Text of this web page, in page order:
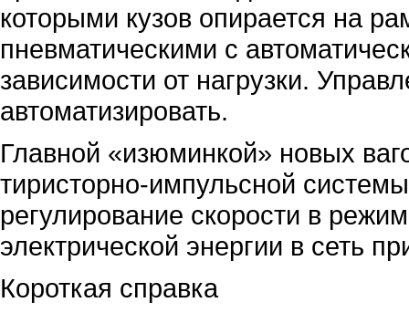
которыми кузов опирается на
пневматическими с
зависимости от нагрузки.
автоматизировать.
Главной «изюминкой» новых
тиристорно-импульсной
регулирование скорости в
электрической энергии в сеть
Короткая справка